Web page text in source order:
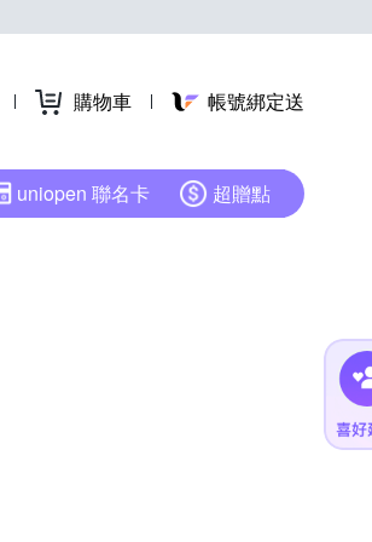
購物車 帳號綁定送
uniopen 聯名卡 超贈點